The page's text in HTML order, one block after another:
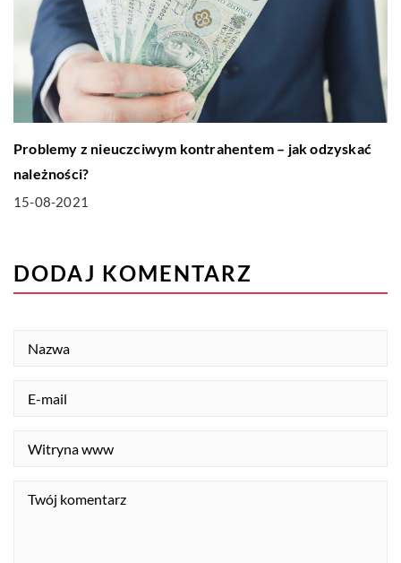
Problemy z nieuczciwym kontrahentem – jak odzyskać
należności?
15-08-2021
DODAJ KOMENTARZ